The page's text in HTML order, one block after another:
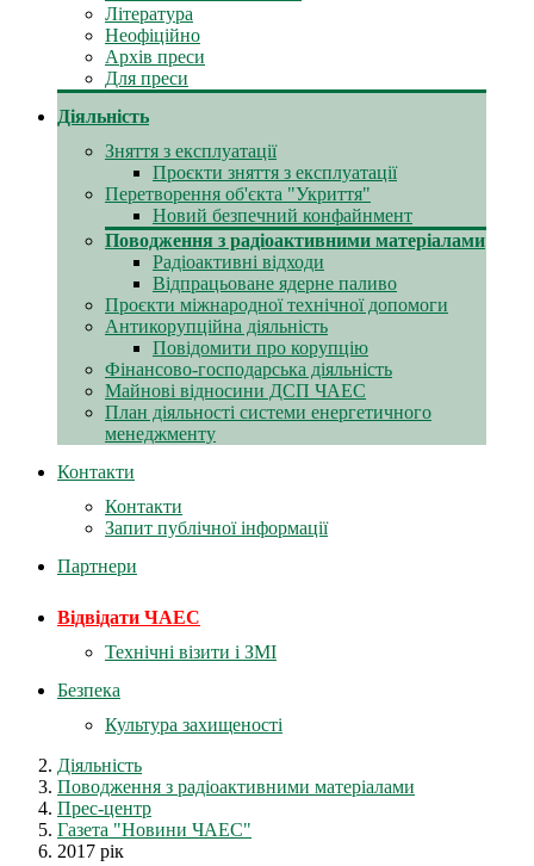
Література
Неофіційно
Архів преси
Для преси
Діяльність
Зняття з експлуатації
Проєкти зняття з експлуатації
Перетворення об'єкта "Укриття"
Новий безпечний конфайнмент
Поводження з радіоактивними матеріалами
Радіоактивні відходи
Відпрацьоване ядерне паливо
Проєкти міжнародної технічної допомоги
Антикорупційна діяльність
Повідомити про корупцію
Фінансово-господарська діяльність
Майнові відносини ДСП ЧАЕС
План діяльності системи енергетичного
менеджменту
Контакти
Контакти
Запит публічної інформації
Партнери
Відвідати ЧАЕС
Технічні візити і ЗМІ
Безпека
Культура захищеності
Діяльність
Поводження з радіоактивними матеріалами
Прес-центр
Газета "Новини ЧАЕС"
2017 рік